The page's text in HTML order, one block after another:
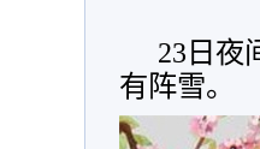
23日夜
有阵雪。